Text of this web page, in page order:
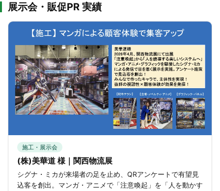
展示会・販促PR 実績
施工・展示会
(株)美華道 様｜関西物流展
シグナ・ミカが来場者の足を止め、QRアンケートで有望見
込客を創出。マンガ・アニメで「注意喚起」を「人を動かす